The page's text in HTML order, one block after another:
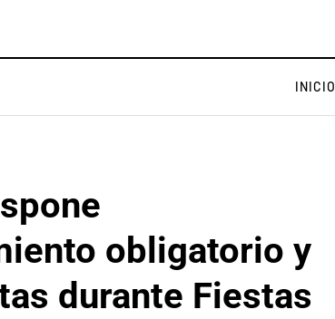
INICIO
obligatorio y
durante Fiestas